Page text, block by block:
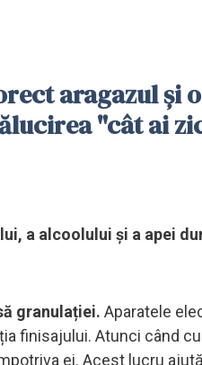
aragazul și
"cât ai
a alcoolului și a apei
granulației. Aparatele
finisajului. Atunci când
ei. Acest lucru